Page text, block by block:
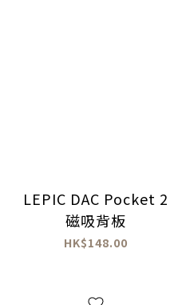
LEPIC DAC Pocket 2
磁吸背板
HK$148.00